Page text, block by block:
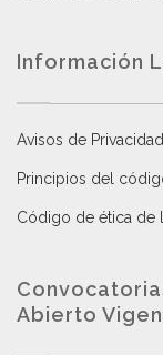
Información
Avisos de Privacidad
Principios del
Código de ética de
Abierto